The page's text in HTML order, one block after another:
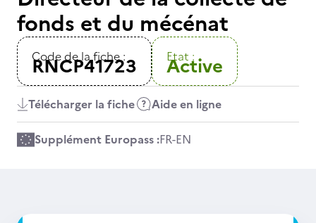
fonds et du mécénat
Code de la fiche :
RNCP41723 Etat :
Active
Télécharger la fiche Aide en ligne
Supplément Europass :FR-EN